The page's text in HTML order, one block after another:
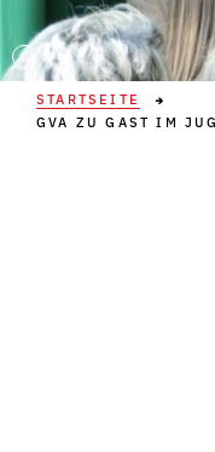
C
STARTSEITE
GVA ZU GAST IM